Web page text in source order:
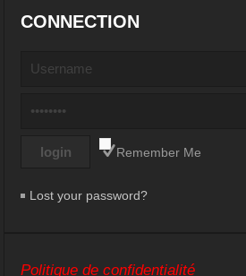
CONNECTION
Remember Me
Lost your password?
Politique de confidentialité